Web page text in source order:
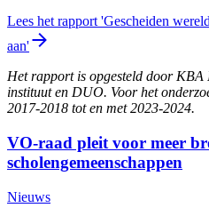
Lees het rapport 'Gescheiden
aan'
Het rapport is opgesteld door KBA
instituut en DUO. Voor het
2017-2018 tot en met 2023-2024.
VO-raad pleit voor meer
scholengemeenschappen
Nieuws